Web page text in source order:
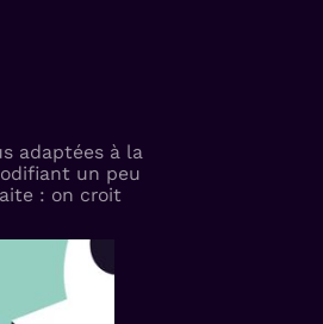
adaptées à la
un peu
: on croit